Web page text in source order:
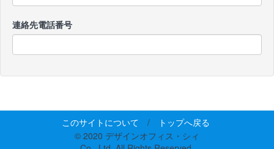
連絡先電話番号
このサイトについて /
トップへ戻る
© 2020 デザインオフィス・シィ